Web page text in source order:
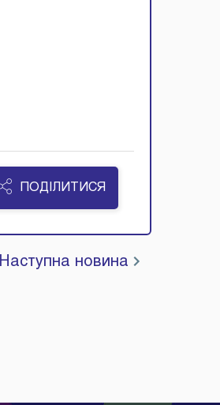
ПОДІЛИТИСЯ
Наступна новина